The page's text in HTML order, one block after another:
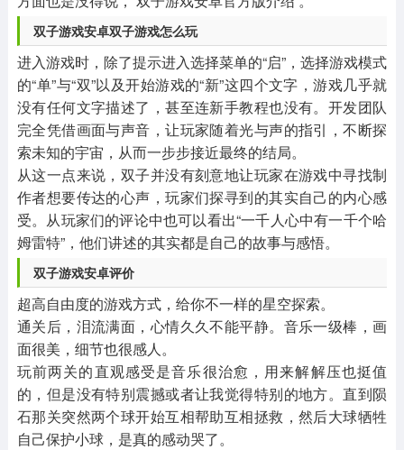
双子游戏安卓双子游戏怎么玩
进入游戏时，除了提示进入选择菜单的“启”，选择游戏模式
的“单”与“双”以及开始游戏的“新”这四个文字，游戏几乎就
没有任何文字描述了，甚至连新手教程也没有。开发团队
完全凭借画面与声音，让玩家随着光与声的指引，不断探
索未知的宇宙，从而一步步接近最终的结局。
从这一点来说，双子并没有刻意地让玩家在游戏中寻找制
作者想要传达的心声，玩家们探寻到的其实自己的内心感
受。从玩家们的评论中也可以看出“一千人心中有一千个哈
姆雷特”，他们讲述的其实都是自己的故事与感悟。
双子游戏安卓评价
超高自由度的游戏方式，给你不一样的星空探索。
通关后，泪流满面，心情久久不能平静。音乐一级棒，画
面很美，细节也很感人。
玩前两关的直观感受是音乐很治愈，用来解解压也挺值
的，但是没有特别震撼或者让我觉得特别的地方。直到陨
石那关突然两个球开始互相帮助互相拯救，然后大球牺牲
自己保护小球，是真的感动哭了。